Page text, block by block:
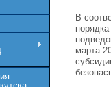
В
марта